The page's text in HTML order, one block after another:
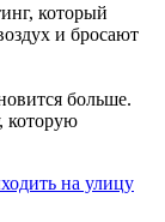
который
и бросают
больше.
которую
на улицу